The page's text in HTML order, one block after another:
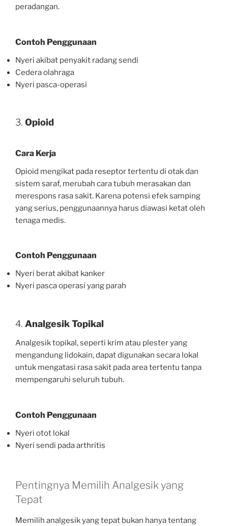
peradangan.
Contoh Penggunaan
Nyeri akibat penyakit radang sendi
Cedera olahraga
Nyeri pasca-operasi
3. Opioid
Cara Kerja
Opioid mengikat pada reseptor tertentu di otak dan
sistem saraf, merubah cara tubuh merasakan dan
merespons rasa sakit. Karena potensi efek samping
yang serius, penggunaannya harus diawasi ketat oleh
tenaga medis.
Contoh Penggunaan
Nyeri berat akibat kanker
Nyeri pasca operasi yang parah
4. Analgesik Topikal
Analgesik topikal, seperti krim atau plester yang
mengandung lidokain, dapat digunakan secara lokal
untuk mengatasi rasa sakit pada area tertentu tanpa
mempengaruhi seluruh tubuh.
Contoh Penggunaan
Nyeri otot lokal
Nyeri sendi pada arthritis
Pentingnya Memilih Analgesik yang
Tepat
Memilih analgesik yang tepat bukan hanya tentang